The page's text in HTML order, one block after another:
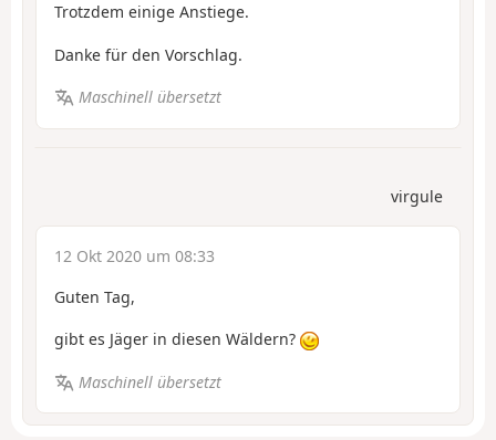
Trotzdem einige Anstiege.
Danke für den Vorschlag.
Maschinell übersetzt
virgule
12 Okt 2020 um 08:33
Guten Tag,
gibt es Jäger in diesen Wäldern?
Maschinell übersetzt